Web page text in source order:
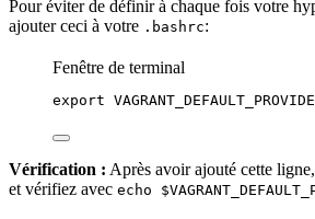
Pour éviter de définir à chaque fois votre
ajouter ceci à votre .bashrc:
Fenêtre de terminal
export
Vérification : Après avoir ajouté cette
et vérifiez avec echo